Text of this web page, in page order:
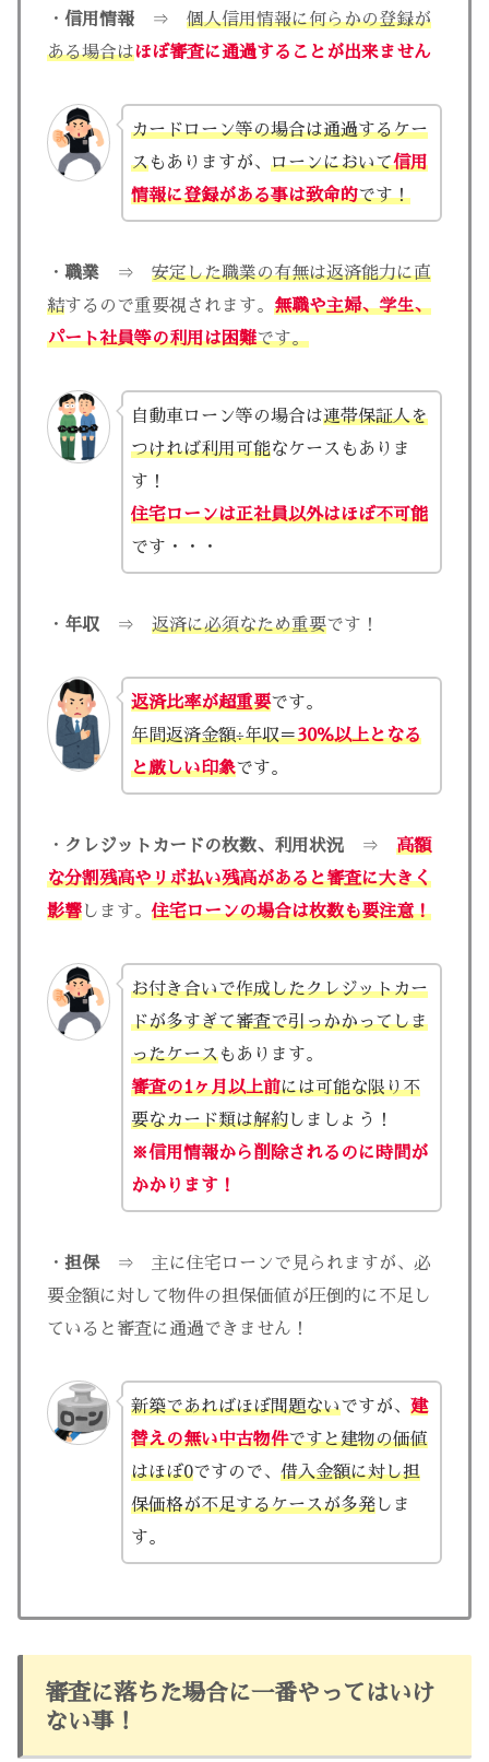
・ 信用情報 ⇒ 個人信用情報に何らかの登録が
ある場合はほぼ審査に通過することが出来ません
カードローン等の場合は通過するケー
スもありますが、 ローンにおいて信用
情報に登録がある事は致命的です！
・ 職業 ⇒ 安定した職業の有無は返済能力に直
結するので重要視されます。 無職や主婦、学生、
パート社員等の利用は困難です。
自動車ローン等の場合は連帯保証人を
つければ利用可能なケースもありま
す！
住宅ローンは正社員以外はほぼ不可能
です・・・
・ 年収 ⇒ 返済に必須なため重要です！
返済比率が超重要です。
年間返済金額÷年収＝30％以上となる
と厳しい印象です。
・ クレジットカードの枚数、利用状況 ⇒ 高額
な分割残高やリボ払い残高があると審査に大きく
影響 します。 住宅ローンの場合は枚数も要注意！
お付き合いで作成したクレジットカー
ドが多すぎて審査で引っかかってしま
ったケースもあります。
審査の1ヶ月以上前には可能な限り不
要なカード類は解約しましょう！
※信用情報から削除されるのに時間が
かかります！
・ 担保⇒ 主に住宅ローンで見られますが、必
要金額に対して物件の担保価値が圧倒的に不足し
ていると審査に通過できません！
新築であればほぼ問題ないですが、 建
替えの無い中古物件ですと建物の価値
はほぼ0ですので、 借入金額に対し担
保価格が不足するケースが多発しま
す。
審査に落ちた場合に一番やってはいけ
ない事！